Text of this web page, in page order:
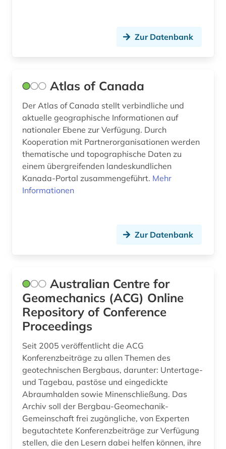
hochschulschrift (1)
hochwasser (1)
humanbiologie (1)
humboldt (1)
humboldt, alexander von | geograf;
naturwissenschaftler; forschungsreisender;
hydrogeologie (4)
hydrometeorologie (2)
hüttenwesen (1)
ichthyologie (1)
immobilienbewertung (1)
immobilienwirtschaft (1)
industrie (1)
Zur Datenbank
Atlas of Canada
Der Atlas of Canada stellt verbindliche und
aktuelle geographische Informationen auf
nationaler Ebene zur Verfügung. Durch
Kooperation mit Partnerorganisationen werden
thematische und topographische Daten zu
einem übergreifenden landeskundlichen
Kanada-Portal zusammengeführt. Mehr
Informationen
Zur Datenbank
Australian Centre for
Geomechanics (ACG) Online
Repository of Conference
Proceedings
Seit 2005 veröffentlicht die ACG
Konferenzbeiträge zu allen Themen des
geotechnischen Bergbaus, darunter: Untertage-
und Tagebau, pastöse und eingedickte
Abraumhalden sowie Minenschließung. Das
Archiv soll der Bergbau-Geomechanik-
Gemeinschaft frei zugängliche, von Experten
begutachtete Konferenzbeiträge zur Verfügung
stellen, die den Lesern dabei helfen können, ihre